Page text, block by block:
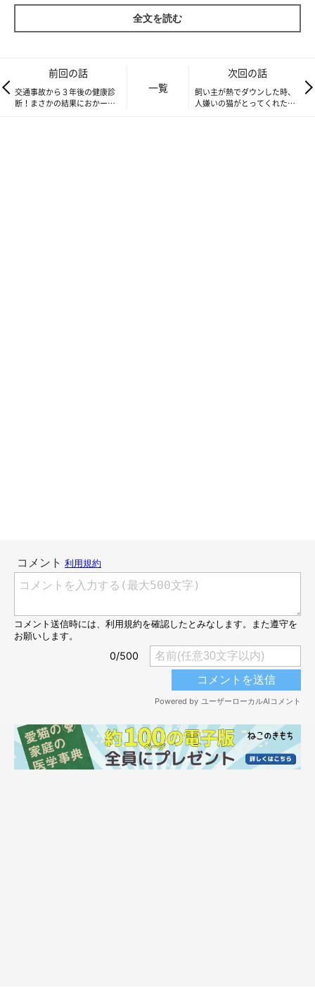
あちゃー…でもたまちゃんが無事なら！！
全文を読む
前回の話
交通事故から３年後の健康診
断！まさかの結果におかーさ
一覧
次回の話
飼い主が熱でダウンした時、
人嫌いの猫がとってくれた幸